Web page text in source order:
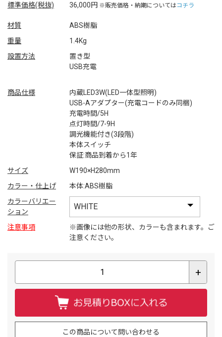
標準価格(税抜)
36,000円 ※販売価格・納期についてはコチラ
材質
ABS樹脂
重量
1.4Kg
設置方法
置き型
USB充電
商品仕様
内蔵LED3W(LED一体型照明)
USB-Aアダプター(充電コードのみ同梱)
充電時間/5H
点灯時間/7-9H
調光機能付き(3段階)
本体スイッチ
保証:商品到着から1年
サイズ
W190×H280mm
カラー・仕上げ
本体:ABS樹脂
カラーバリエー
ション
注意事項
※画像には他の形状、カラーも含まれます。ご
注意ください。
+
この商品について問い合わせる